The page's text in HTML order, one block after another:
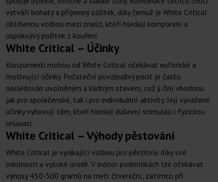
vytváří bohatý a příjemný zážitek, díky čemuž je White Critical
oblíbenou volbou mezi znalci, kteří hledají komplexní a
uspokojivý požitek z kouření.
White Critical – Účinky
Konzumenti mohou od White Critical očekávat euforické a
motivující účinky. Počáteční povzbudivý pocit je často
následován uvolněným a klidným stavem, což ji činí vhodnou
jak pro společenské, tak i pro individuální aktivity. Její vyvážené
účinky vyhovují těm, kteří hledají duševní stimulaci i fyzickou
relaxaci.
White Critical – Výhody pěstování
White Critical je vynikající volbou pro pěstitele díky své
odolnosti a vysoké úrodě. V indoor podmínkách lze očekávat
výnosy 450-500 gramů na metr čtvereční, zatímco při